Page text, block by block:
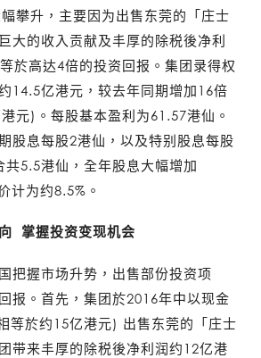
攀升，主要因为出售东莞的「庄士
大的收入贡献及丰厚的除税後净利
於高达4倍的投资回报。集团录得权
14.5亿港元，较去年同期增加16倍
元)。每股基本盈利为61.57港仙。
股息每股2港仙，以及特别股息每股
共5.5港仙，全年股息大幅增加
计为约8.5%。
掌握投资变现机会
把握市场升势，出售部份投资项
报。首先，集团於2016年中以现金
等於约15亿港元) 出售东莞的「庄士
带来丰厚的除税後净利润约12亿港